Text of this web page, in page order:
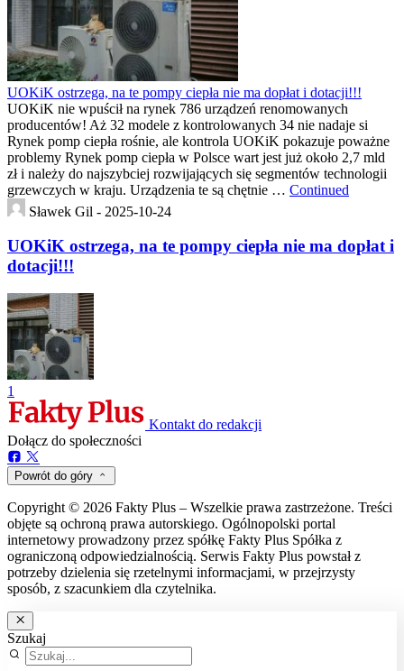
UOKiK ostrzega, na te pompy ciepła nie ma dopłat i dotacji!!!
UOKiK nie wpuścił na rynek 786 urządzeń renomowanych
producentów! Aż 32 modele z kontrolowanych 34 nie nadaje si
Rynek pomp ciepła rośnie, ale kontrola UOKiK pokazuje poważne
problemy Rynek pomp ciepła w Polsce wart jest już około 2,7 mld
zł i należy do najszybciej rozwijających się segmentów technologii
grzewczych w kraju. Urządzenia te są chętnie … Continued
Sławek Gil - 2025-10-24
UOKiK ostrzega, na te pompy ciepła nie ma dopłat i
dotacji!!!
1
Kontakt do redakcji
Dołącz do społeczności
Powrót do góry
Copyright © 2026 Fakty Plus – Wszelkie prawa zastrzeżone. Treści
objęte są ochroną prawa autorskiego. Ogólnopolski portal
internetowy prowadzony przez spółkę Fakty Plus Spółka z
ograniczoną odpowiedzialnością. Serwis Fakty Plus powstał z
potrzeby dzielenia się rzetelnymi informacjami, w przejrzysty
sposób, z szacunkiem dla czytelnika.
Szukaj